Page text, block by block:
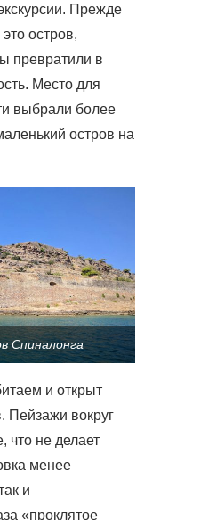
Прежде
остров,
превратили в
Место для
выбрали более
остров на
Спиналонга
и открыт
Пейзажи вокруг
что не делает
менее
и
«проклятое